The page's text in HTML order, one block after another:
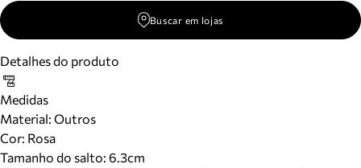
Buscar em lojas
Detalhes do produto
Medidas
Material: Outros
Cor: Rosa
Tamanho do salto: 6.3cm